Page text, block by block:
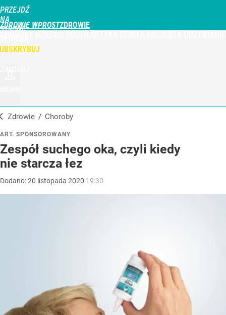
PRZEJDŹ
NA
STRONĘ
WPROST.PL
ZDROWIE WPROST
Zdrowie / Choroby
ART. SPONSOROWANY
Zespół suchego oka, czyli kiedy
nie starcza łez
Dodano:20 listopada 2020 19:30